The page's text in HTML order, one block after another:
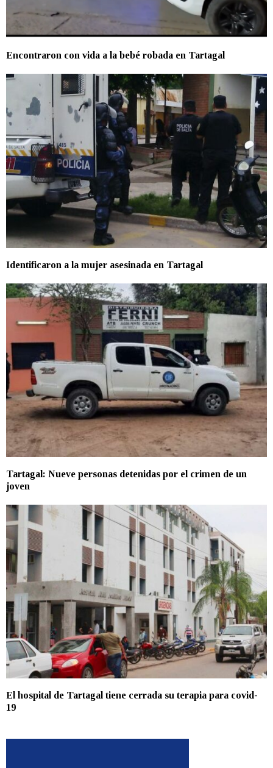
Encontraron con vida a la bebé robada en Tartagal
Identificaron a la mujer asesinada en Tartagal
Tartagal: Nueve personas detenidas por el crimen de un
joven
El hospital de Tartagal tiene cerrada su terapia para covid-
19